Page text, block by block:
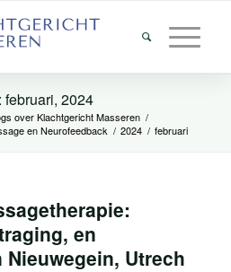
2024
over Klachtgericht Masseren /
en Neurofeedback / 2024 / februari
en
Utrech